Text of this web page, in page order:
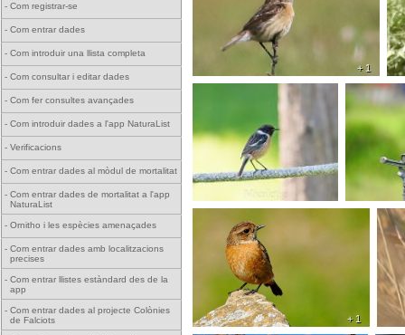
- Com registrar-se
- Com entrar dades
- Com introduir una llista completa
- Com consultar i editar dades
- Com fer consultes avançades
- Com introduir dades a l'app NaturaList
- Verificacions
- Com entrar dades al mòdul de mortalitat
- Com entrar dades de mortalitat a l'app
NaturaList
- Ornitho i les espècies amenaçades
- Com entrar dades amb localitzacions
precises
- Com entrar llistes estàndard des de la
app
- Com entrar dades al projecte Colònies
de Falciots
+ 1
+ 1